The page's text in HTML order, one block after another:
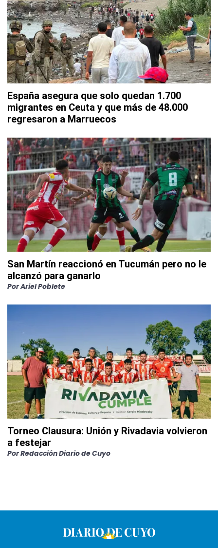
España asegura que solo quedan 1.700
migrantes en Ceuta y que más de 48.000
regresaron a Marruecos
San Martín reaccionó en Tucumán pero no le
alcanzó para ganarlo
PorAriel Poblete
Torneo Clausura: Unión y Rivadavia volvieron
a festejar
PorRedacción Diario de Cuyo